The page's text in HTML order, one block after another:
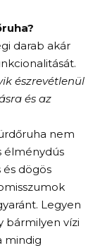
darab akár
észrevétlenül
és az
nem
élménydús
és dögös
Legyen
bármilyen vízi
mindig